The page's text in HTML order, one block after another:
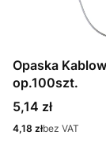
Opaska
op.100szt.
Cena
5,14 zł
Cena
4,18 złbez VAT